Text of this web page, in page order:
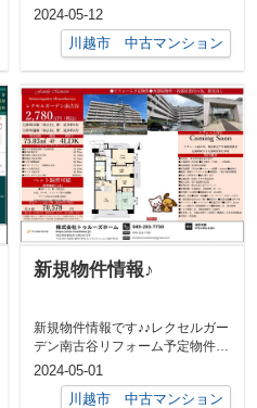
角住戸エレベーターあり4LDK専
有面積...
2024-05-12
川越市 中古マンション
新規物件情報♪
新規物件情報です♪♪レクセルガー
デン南古谷リフォーム予定物件南
向き4LDK+3面バルコニーペット
飼育...
2024-05-01
川越市 中古マンション